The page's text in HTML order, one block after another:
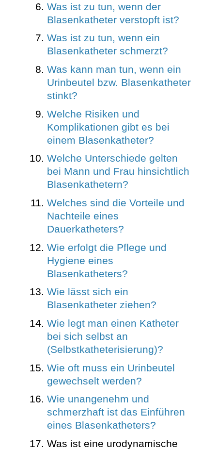
Was ist zu tun, wenn der
Blasenkatheter verstopft ist?
Was ist zu tun, wenn ein
Blasenkatheter schmerzt?
Was kann man tun, wenn ein
Urinbeutel bzw. Blasenkatheter
stinkt?
Welche Risiken und
Komplikationen gibt es bei
einem Blasenkatheter?
Welche Unterschiede gelten
bei Mann und Frau hinsichtlich
Blasenkathetern?
Welches sind die Vorteile und
Nachteile eines
Dauerkatheters?
Wie erfolgt die Pflege und
Hygiene eines
Blasenkatheters?
Wie lässt sich ein
Blasenkatheter ziehen?
Wie legt man einen Katheter
bei sich selbst an
(Selbstkatheterisierung)?
Wie oft muss ein Urinbeutel
gewechselt werden?
Wie unangenehm und
schmerzhaft ist das Einführen
eines Blasenkatheters?
Was ist eine urodynamische